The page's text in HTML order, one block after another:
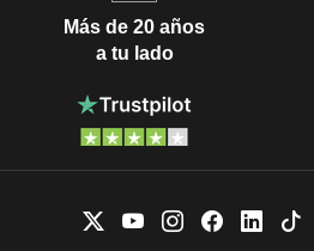
Más de 20 años
a tu lado